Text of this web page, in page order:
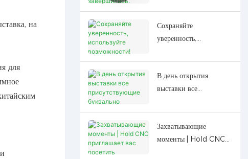
на
для
Сохраняйте
уверенность,
возможности!
Дилерская конференция
Haode 2026:
трудностей с
уверенностью,
планирование будущего
В день открытия
выставки все
буквально загорелись!
Компания Haode
произвела фурор на
Захватывающие
моменты | Hold CNC